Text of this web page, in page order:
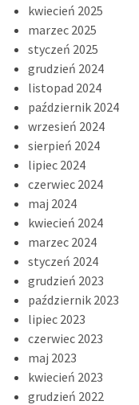
kwiecień 2025
marzec 2025
styczeń 2025
grudzień 2024
listopad 2024
październik 2024
wrzesień 2024
sierpień 2024
lipiec 2024
czerwiec 2024
maj 2024
kwiecień 2024
marzec 2024
styczeń 2024
grudzień 2023
październik 2023
lipiec 2023
czerwiec 2023
maj 2023
kwiecień 2023
grudzień 2022